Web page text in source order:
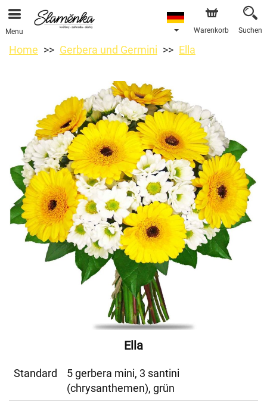
Menu Warenkorb Suchen
Home Gerbera und Germini Ella
Ella
Standard
5 gerbera mini, 3 santini
(chrysanthemen), grün